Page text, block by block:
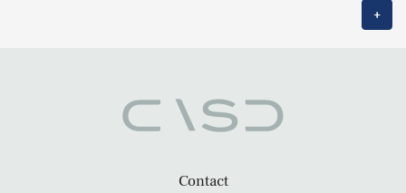
+
Contact